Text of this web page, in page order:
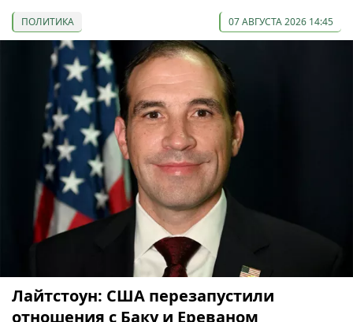
ПОЛИТИКА 07 АВГУСТА 2026 14:45
Лайтстоун: США перезапустили
отношения с Баку и Ереваном